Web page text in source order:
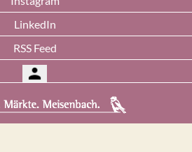
LinkedIn
RSS Feed